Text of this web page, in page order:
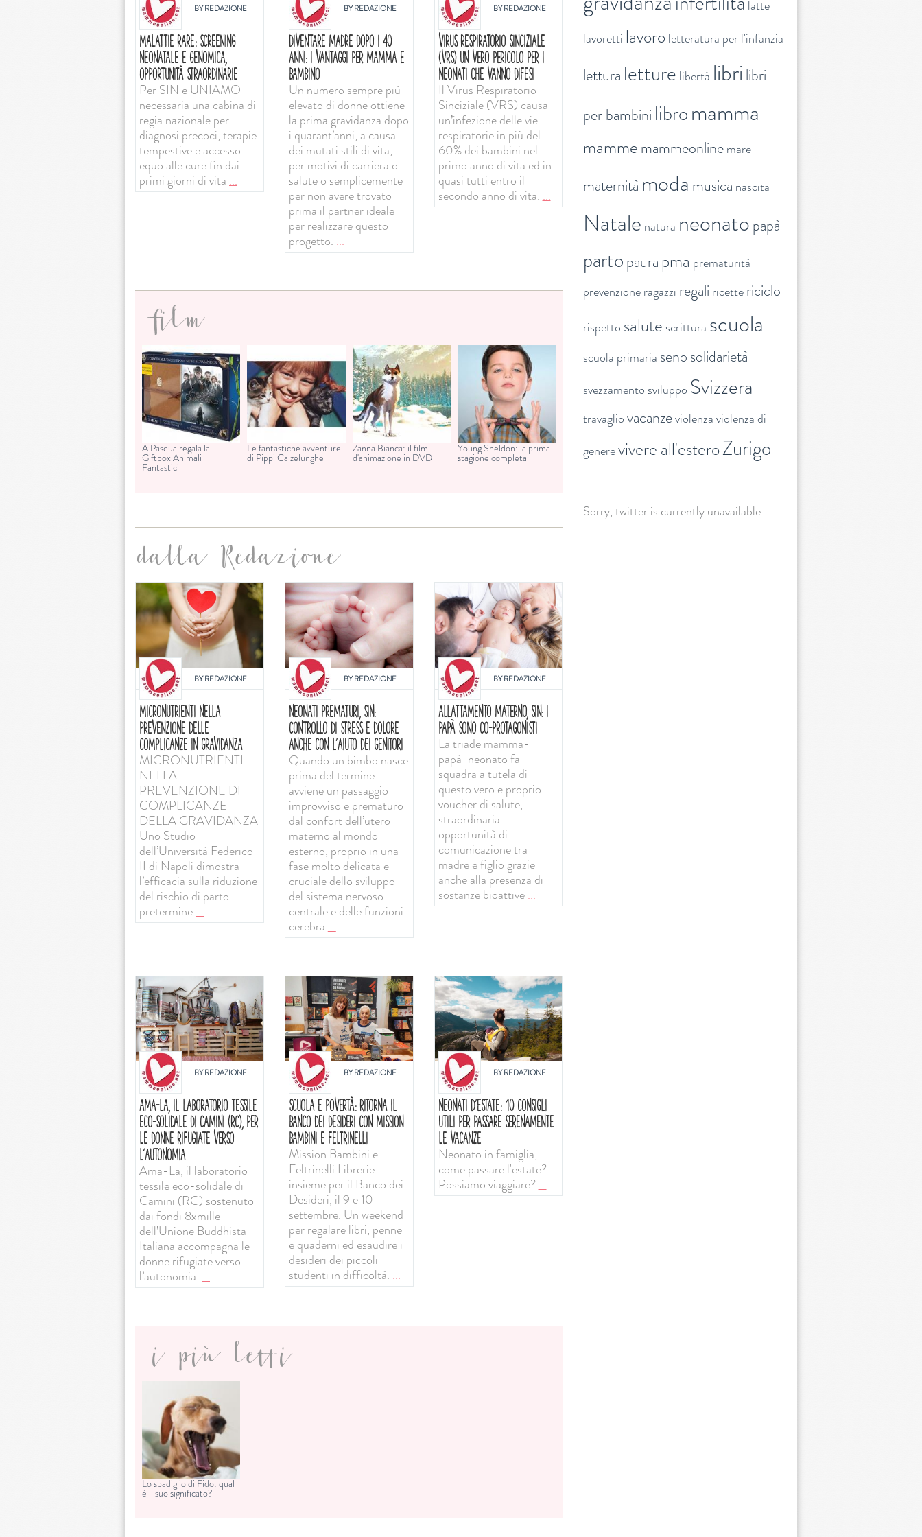
BYREDAZIONE
MALATTIE RARE: SCREENING
NEONATALE E GENOMICA,
OPPORTUNITÀ STRAORDINARIE
Per SIN e UNIAMO
necessaria una cabina di
regia nazionale per
diagnosi precoci, terapie
tempestive e accesso
equo alle cure fin dai
primi giorni di vita ...
BYREDAZIONE
DIVENTARE MADRE DOPO I 40
ANNI: I VANTAGGI PER MAMMA E
BAMBINO
Un numero sempre più
elevato di donne ottiene
la prima gravidanza dopo
i quarant’anni, a causa
dei mutati stili di vita,
per motivi di carriera o
salute o semplicemente
per non avere trovato
prima il partner ideale
per realizzare questo
progetto. ...
BYREDAZIONE
VIRUS RESPIRATORIO SINCIZIALE
(VRS) UN VERO PERICOLO PER I
NEONATI CHE VANNO DIFESI
Il Virus Respiratorio
Sinciziale (VRS) causa
un’infezione delle vie
respiratorie in più del
60% dei bambini nel
primo anno di vita ed in
quasi tutti entro il
secondo anno di vita. ...
film
A Pasqua regala la
Giftbox Animali
Fantastici
Le fantastiche avventure
di Pippi Calzelunghe
Zanna Bianca: il film
d'animazione in DVD
Young Sheldon: la prima
stagione completa
dalla Redazione
BYREDAZIONE
MICRONUTRIENTI NELLA
PREVENZIONE DELLE
COMPLICANZE IN GRAVIDANZA
MICRONUTRIENTI
NELLA
PREVENZIONE DI
COMPLICANZE
DELLA GRAVIDANZA
Uno Studio
dell’Università Federico
II di Napoli dimostra
l’efficacia sulla riduzione
del rischio di parto
pretermine...
BYREDAZIONE
NEONATI PREMATURI, SIN:
CONTROLLO DI STRESS E DOLORE
ANCHE CON L'AIUTO DEI GENITORI
Quando un bimbo nasce
prima del termine
avviene un passaggio
improvviso e prematuro
dal confort dell’utero
materno al mondo
esterno, proprio in una
fase molto delicata e
cruciale dello sviluppo
del sistema nervoso
centrale e delle funzioni
cerebra ...
BYREDAZIONE
ALLATTAMENTO MATERNO, SIN: I
PAPÀ SONO CO-PROTAGONISTI
La triade mamma-
papà-neonato fa
squadra a tutela di
questo vero e proprio
voucher di salute,
straordinaria
opportunità di
comunicazione tra
madre e figlio grazie
anche alla presenza di
sostanze bioattive...
BYREDAZIONE
AMA-LA, IL LABORATORIO TESSILE
ECO-SOLIDALE DI CAMINI (RC), PER
LE DONNE RIFUGIATE VERSO
L’AUTONOMIA
Ama-La, il laboratorio
tessile eco-solidale di
Camini (RC) sostenuto
dai fondi 8xmille
dell’Unione Buddhista
Italiana accompagna le
donne rifugiate verso
l’autonomia. ...
BYREDAZIONE
SCUOLA E POVERTÀ: RITORNA IL
BANCO DEI DESIDERI CON MISSION
BAMBINI E FELTRINELLI
Mission Bambini e
Feltrinelli Librerie
insieme per il Banco dei
Desideri, il 9 e 10
settembre. Un weekend
per regalare libri, penne
e quaderni ed esaudire i
desideri dei piccoli
studenti in difficoltà. ...
BYREDAZIONE
NEONATI D'ESTATE: 10 CONSIGLI
UTILI PER PASSARE SERENAMENTE
LE VACANZE
Neonato in famiglia,
come passare l'estate?
Possiamo viaggiare?...
i più letti
Lo sbadiglio di Fido: qual
è il suo significato?
latte
lavoretti lavoroletteratura per l'infanzia
lettura letture libertà libri libri
per bambini libromamma
mammemammeonlinemare
maternità moda musica nascita
Natale natura neonatopapà
partopaura pma prematurità
prevenzioneragazzi regali ricettericiclo
rispetto salute scrittura scuola
scuola primaria senosolidarietà
svezzamento sviluppo Svizzera
travaglio vacanzeviolenza violenza di
generevivere all'esteroZurigo
Sorry, twitter is currently unavailable.